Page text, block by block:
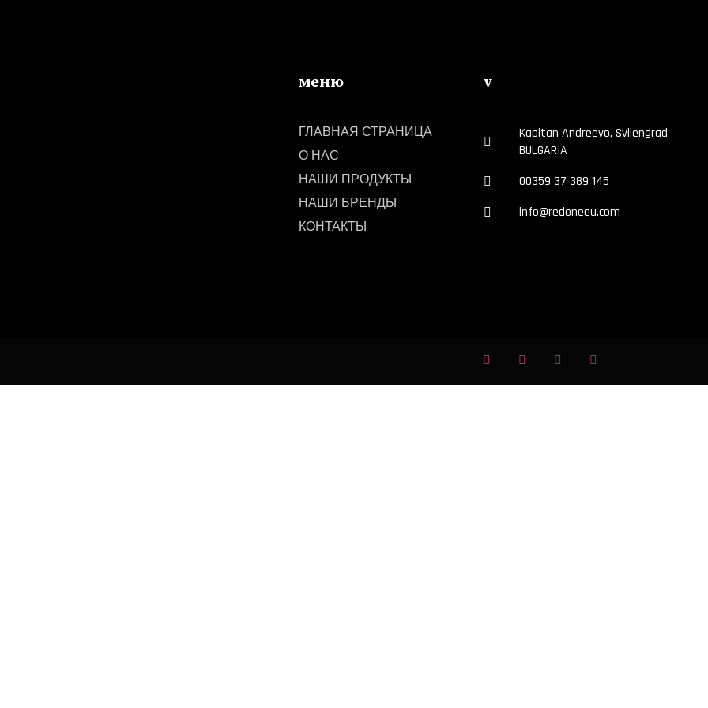
меню
ГЛАВНАЯ СТРАНИЦА
О НАС
НАШИ ПРОДУКТЫ
НАШИ БРЕНДЫ
КОНТАКТЫ
v
Kapitan Andreevo, Svilengrad
BULGARIA
00359 37 389 145
info@redoneeu.com